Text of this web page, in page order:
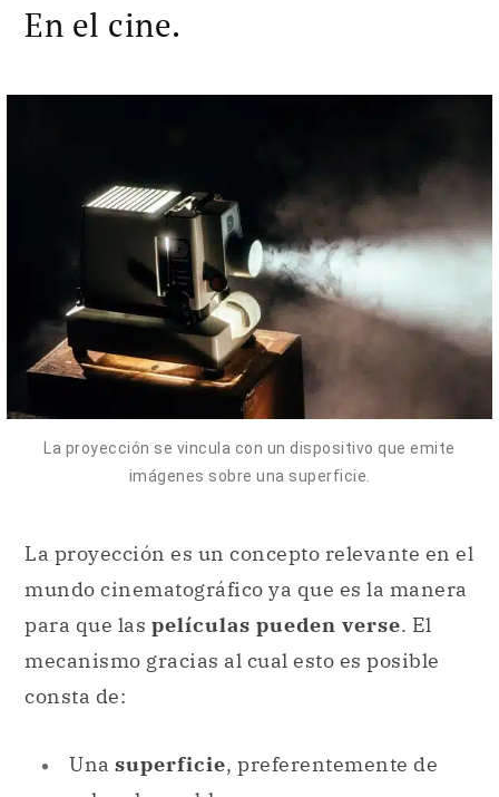
La proyección se vincula con un dispositivo que emite
imágenes sobre una superficie.
La proyección es un concepto relevante en el
mundo cinematográfico ya que es la manera
películas pueden verse
consta de:
Una superficie, preferentemente de
color claro o blanco
construye específicamente para que la
imagen
salga a través suyo y se refleje